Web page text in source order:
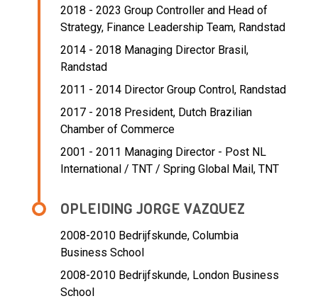
2018 - 2023 Group Controller and Head of
Strategy, Finance Leadership Team, Randstad
2014 - 2018 Managing Director Brasil,
Randstad
2011 - 2014 Director Group Control, Randstad
2017 - 2018 President, Dutch Brazilian
Chamber of Commerce
2001 - 2011 Managing Director - Post NL
International / TNT / Spring Global Mail, TNT
OPLEIDING JORGE VAZQUEZ
2008-2010 Bedrijfskunde, Columbia
Business School
2008-2010 Bedrijfskunde, London Business
School